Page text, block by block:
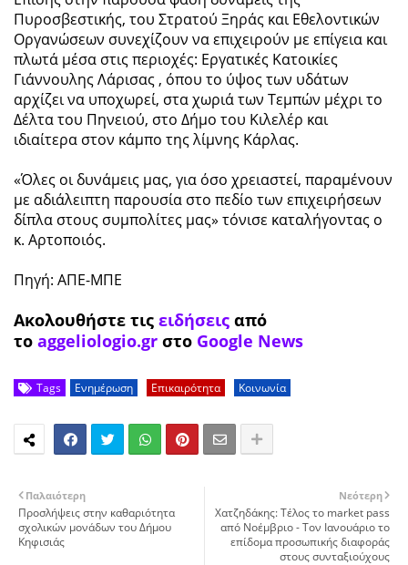
Πυροσβεστικής, του Στρατού Ξηράς και Εθελοντικών
Οργανώσεων συνεχίζουν να επιχειρούν με επίγεια και
πλωτά μέσα στις περιοχές: Εργατικές Κατοικίες
Γιάννουλης Λάρισας , όπου το ύψος των υδάτων
αρχίζει να υποχωρεί, στα χωριά των Τεμπών μέχρι το
Δέλτα του Πηνειού, στο Δήμο του Κιλελέρ και
ιδιαίτερα στον κάμπο της λίμνης Κάρλας.
«Όλες οι δυνάμεις μας, για όσο χρειαστεί, παραμένουν
με αδιάλειπτη παρουσία στο πεδίο των επιχειρήσεων
δίπλα στους συμπολίτες μας» τόνισε καταλήγοντας ο
κ. Αρτοποιός.
Πηγή: ΑΠΕ-ΜΠΕ
Ακολουθήστε τις ειδήσεις από
το aggeliologio.gr στο Google News
Tags Ενημέρωση Επικαιρότητα Κοινωνία
Νεότερη
Χατζηδάκης: Τέλος το market pass
από Νοέμβριο - Tον Ιανουάριο το
επίδομα προσωπικής διαφοράς
στους συνταξιούχους
Παλαιότερη
Προσλήψεις στην καθαριότητα
σχολικών μονάδων του Δήμου
Κηφισιάς